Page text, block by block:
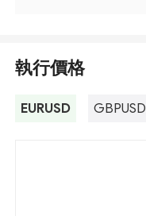
執行價格
EURUSD GBPUSD